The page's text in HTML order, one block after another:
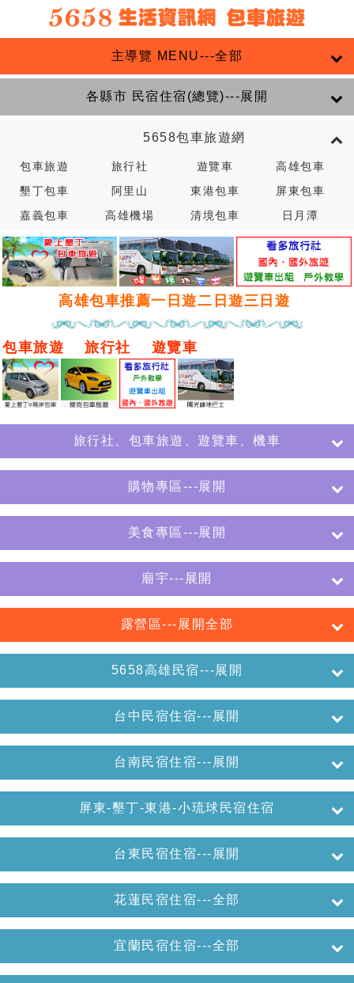
主導覽 MENU---全部
各縣市 民宿住宿(總覽)---展開
5658包車旅遊網
包車旅遊 旅行社 遊覽車 高雄包車
墾丁包車 阿里山 東港包車 屏東包車
嘉義包車 高雄機場 清境包車 日月潭
高雄包車推薦一日遊二日遊三日遊
包車旅遊 旅行社 遊覽車
旅行社、包車旅遊、遊覽車、機車
購物專區---展開
美食專區---展開
廟宇---展開
露營區---展開全部
5658高雄民宿---展開
台中民宿住宿---展開
台南民宿住宿---展開
屏東-墾丁-東港-小琉球民宿住宿
台東民宿住宿---展開
花蓮民宿住宿---全部
宜蘭民宿住宿---全部